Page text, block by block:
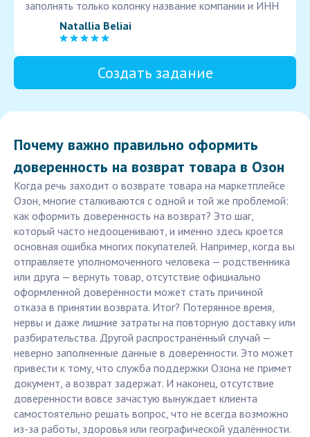
заполнять только колонку название компании и ИНН
Natallia Beliai
Создать задание
Почему важно правильно оформить
доверенность на возврат товара в Озон
Когда речь заходит о возврате товара на маркетплейсе
Озон, многие сталкиваются с одной и той же проблемой:
как оформить доверенность на возврат? Это шаг,
который часто недооценивают, и именно здесь кроется
основная ошибка многих покупателей. Например, когда вы
отправляете уполномоченного человека — родственника
или друга — вернуть товар, отсутствие официально
оформленной доверенности может стать причиной
отказа в принятии возврата. Итог? Потерянное время,
нервы и даже лишние затраты на повторную доставку или
разбирательства. Другой распространённый случай —
неверно заполненные данные в доверенности. Это может
привести к тому, что служба поддержки Озона не примет
документ, а возврат задержат. И наконец, отсутствие
доверенности вовсе зачастую вынуждает клиента
самостоятельно решать вопрос, что не всегда возможно
из-за работы, здоровья или географической удалённости.